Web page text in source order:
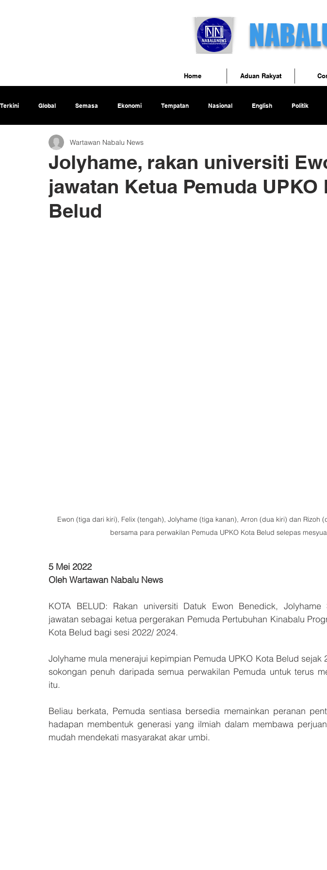
Terkini Global Semasa Ekonomi Tempatan Nasional English Politik
Jolyhame, rakan universiti
jawatan Ketua Pemuda UPKO
Belud
Wartawan Nabalu News
Ewon (tiga dari kiri), Felix (tengah), Jolyhame (tiga kanan), Arron (dua kiri) dan Rizoh
bersama para perwakilan Pemuda UPKO Kota Belud selepas
5 Mei 2022
Oleh Wartawan Nabalu News
KOTA BELUD: Rakan universiti Datuk Ewon Benedick, Jolyhame
jawatan sebagai ketua pergerakan Pemuda Pertubuhan Kinabalu
Kota Belud bagi sesi 2022/ 2024.
Jolyhame mula menerajui kepimpian Pemuda UPKO Kota Belud sejak
sokongan penuh daripada semua perwakilan Pemuda untuk terus
itu.
Beliau berkata, Pemuda sentiasa bersedia memainkan peranan
hadapan membentuk generasi yang ilmiah dalam membawa
mudah mendekati masyarakat akar umbi.
Home Aduan Rakyat